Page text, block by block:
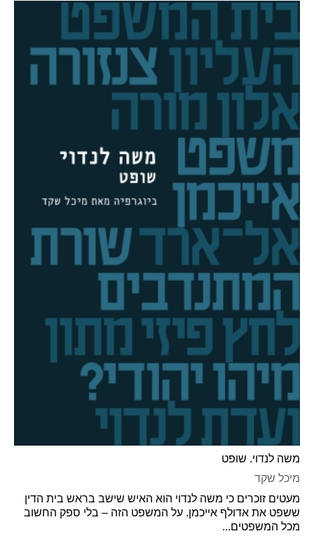
משה לנדוי. שופט
מיכל שקד
מעטים זוכרים כי משה לנדוי הוא האיש שישב בראש בית הדין
ששפט את אדולף אייכמן. על המשפט הזה – בלי ספק החשוב
מכל המשפטים...